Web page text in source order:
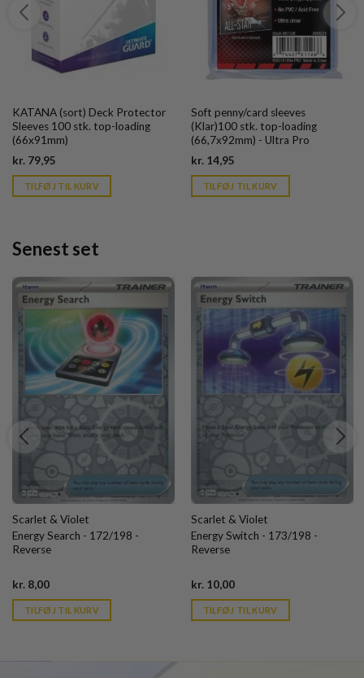
KATANA (sort) Deck Protector
Sleeves 100 stk. top-loading
(66x91mm)
kr. 79,95
is:
kr. 39,95.
TILFØJ TIL KURV
Soft penny/card sleeves
(Klar)100 stk. top-loading
(66,7x92mm) - Ultra Pro
kr.14,95Current
is:
kr. 39,95.
TILFØJ TIL KURV
Senest set
Scarlet & Violet
Energy Search - 172/198 -
Reverse
kr. 8,00Current
is:
kr. 39,95.
TILFØJ TIL KURV
Scarlet & Violet
Energy Switch - 173/198 -
Reverse
kr.10,00Current
is:
kr. 39,95.
TILFØJ TIL KURV